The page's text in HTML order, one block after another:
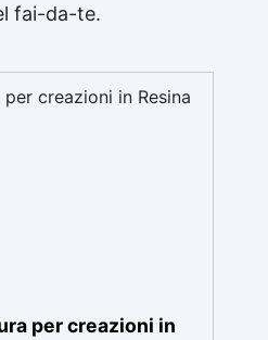
fai-da-te.
per creazioni in